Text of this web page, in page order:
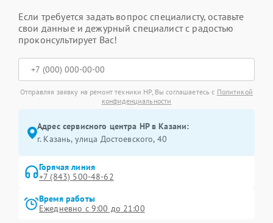
Если требуется задать вопрос специалисту, оставьте
свои данные и дежурный специалист с радостью
проконсультирует Вас!
Отправляя заявку на ремонт техники HP, Вы соглашаетесь с Политикой
конфиденциальности
Адрес сервисного центра HP в Казани:
г. Казань, улица Достоевского, 40
Горячая линия
+7 (843) 500-48-62
Время работы
Ежедневно с 9:00 до 21:00